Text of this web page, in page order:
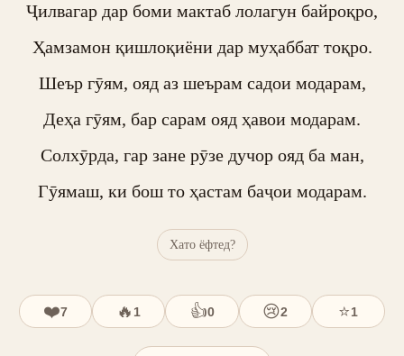
Ҷилвагар дар боми мактаб лолагун байроқро,
Ҳамзамон қишлоқиёни дар муҳаббат тоқро.
Шеър гӯям, ояд аз шеърам садои модарам,
Деҳа гӯям, бар сарам ояд ҳавои модарам.
Солхӯрда, гар зане рӯзе дучор ояд ба ман,
Гӯямаш, ки бош то ҳастам баҷои модарам.
Хато ёфтед?
❤️7 🔥 1 👍0 😢2 ⭐1